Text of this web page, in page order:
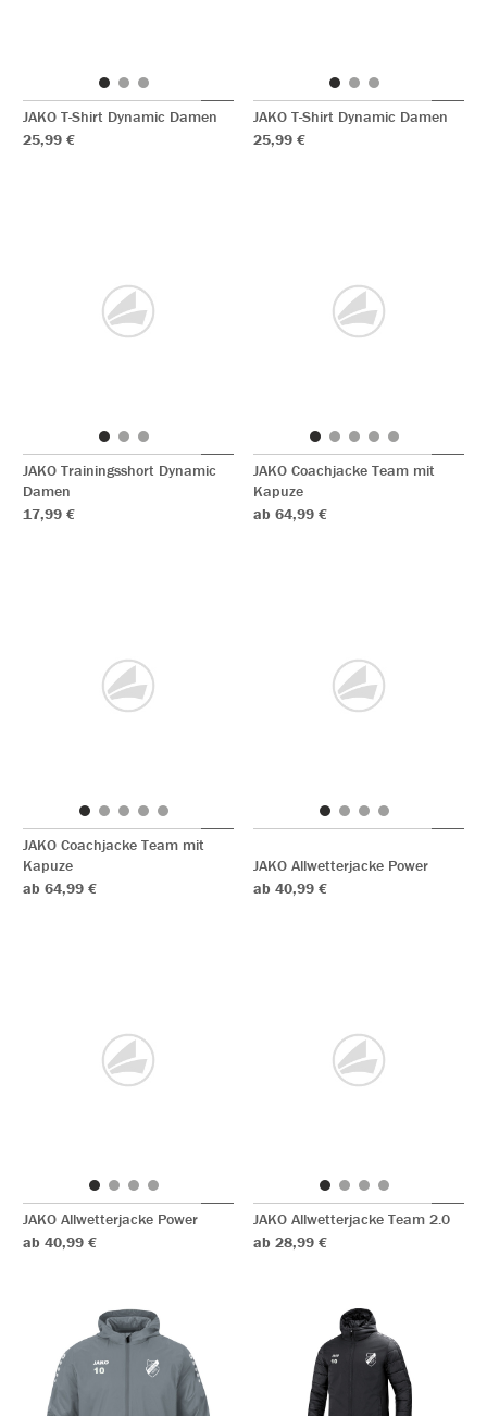
JAKO T-Shirt Dynamic Damen
25,99 €
JAKO T-Shirt Dynamic Damen
25,99 €
JAKO Trainingsshort Dynamic
Damen
17,99 €
JAKO Coachjacke Team mit
Kapuze
ab 64,99 €
JAKO Coachjacke Team mit
Kapuze
ab 64,99 €
JAKO Allwetterjacke Power
ab 40,99 €
JAKO Allwetterjacke Power
ab 40,99 €
JAKO Allwetterjacke Team 2.0
ab 28,99 €